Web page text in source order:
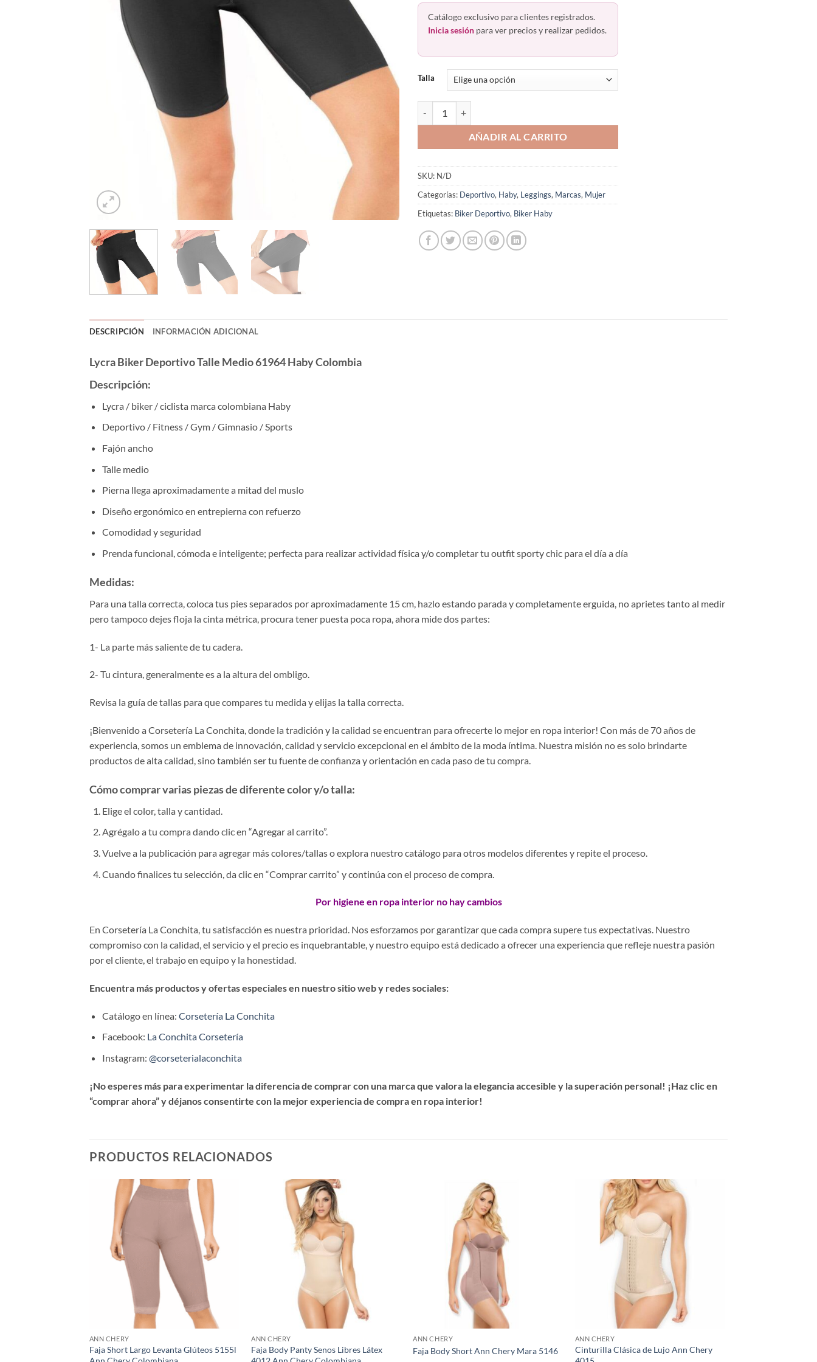
Catálogo exclusivo para clientes registrados.
Inicia sesión para ver precios y realizar pedidos.
Talla
AÑADIR AL CARRITO
SKU: N/D
Categorías: Deportivo, Haby, Leggings, Marcas, Mujer
Etiquetas: Biker Deportivo, Biker Haby
DESCRIPCIÓN INFORMACIÓN ADICIONAL
Lycra Biker Deportivo Talle Medio 61964 Haby Colombia
Descripción:
Lycra / biker / ciclista marca colombiana Haby
Deportivo / Fitness / Gym / Gimnasio / Sports
Fajón ancho
Talle medio
Pierna llega aproximadamente a mitad del muslo
Diseño ergonómico en entrepierna con refuerzo
Comodidad y seguridad
Prenda funcional, cómoda e inteligente; perfecta para realizar actividad física y/o completar tu outfit sporty chic para el día a día
Medidas:
Para una talla correcta, coloca tus pies separados por aproximadamente 15 cm, hazlo estando parada y completamente erguida, no aprietes tanto al medir
pero tampoco dejes floja la cinta métrica, procura tener puesta poca ropa, ahora mide dos partes:
1- La parte más saliente de tu cadera.
2- Tu cintura, generalmente es a la altura del ombligo.
Revisa la guía de tallas para que compares tu medida y elijas la talla correcta.
¡Bienvenido a Corsetería La Conchita, donde la tradición y la calidad se encuentran para ofrecerte lo mejor en ropa interior! Con más de 70 años de
experiencia, somos un emblema de innovación, calidad y servicio excepcional en el ámbito de la moda íntima. Nuestra misión no es solo brindarte
productos de alta calidad, sino también ser tu fuente de confianza y orientación en cada paso de tu compra.
Cómo comprar varias piezas de diferente color y/o talla:
Elige el color, talla y cantidad.
Agrégalo a tu compra dando clic en “Agregar al carrito”.
Vuelve a la publicación para agregar más colores/tallas o explora nuestro catálogo para otros modelos diferentes y repite el proceso.
Cuando finalices tu selección, da clic en “Comprar carrito” y continúa con el proceso de compra.
Por higiene en ropa interior no hay cambios
En Corsetería La Conchita, tu satisfacción es nuestra prioridad. Nos esforzamos por garantizar que cada compra supere tus expectativas. Nuestro
compromiso con la calidad, el servicio y el precio es inquebrantable, y nuestro equipo está dedicado a ofrecer una experiencia que refleje nuestra pasión
por el cliente, el trabajo en equipo y la honestidad.
Encuentra más productos y ofertas especiales en nuestro sitio web y redes sociales:
Catálogo en línea: Corsetería La Conchita
Facebook: La Conchita Corsetería
Instagram: @corseterialaconchita
¡No esperes más para experimentar la diferencia de comprar con una marca que valora la elegancia accesible y la superación personal! ¡Haz clic en
“comprar ahora” y déjanos consentirte con la mejor experiencia de compra en ropa interior!
PRODUCTOS RELACIONADOS
ANN CHERY
Faja Short Largo Levanta Glúteos 5155l
ANN CHERY
Faja Body Panty Senos Libres Látex
ANN CHERY
Faja Body Short Ann Chery Mara 5146
ANN CHERY
Cinturilla Clásica de Lujo Ann Chery